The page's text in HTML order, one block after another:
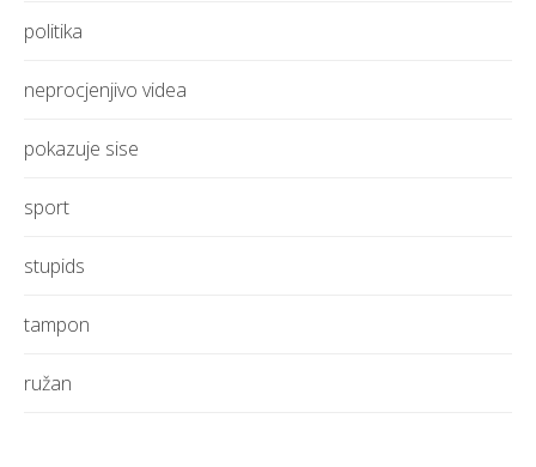
politika
neprocjenjivo videa
pokazuje sise
sport
stupids
tampon
ružan